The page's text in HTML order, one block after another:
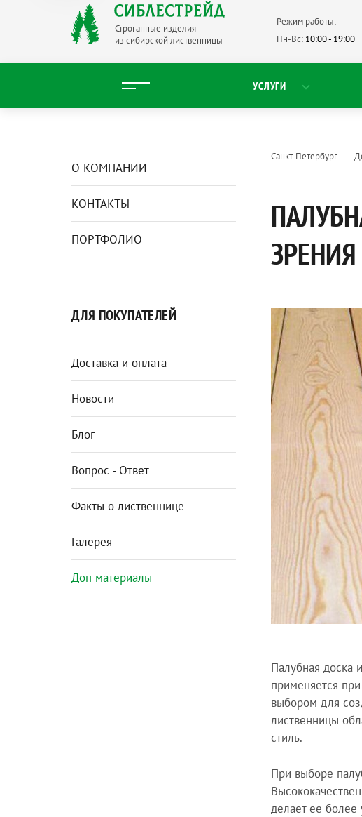
Строганные изделия
из сибирской лиственницы
УСЛУГИ
Режим работы:
Пн-Вс: 10:00 - 19:00
О КОМПАНИИ
КОНТАКТЫ
ПОРТФОЛИО
ДЛЯ ПОКУПАТЕЛЕЙ
Доставка и оплата
Новости
Блог
Вопрос - Ответ
Факты о лиственнице
Галерея
Доп материалы
Санкт-Петербург
ЗРЕНИЯ
Палубная доска
применяется
выбором для
лиственницы
стиль.
При выборе
делает ее более